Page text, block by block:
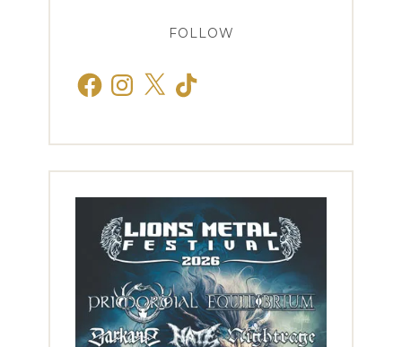
FOLLOW
FacebookInstagram
X TikTok